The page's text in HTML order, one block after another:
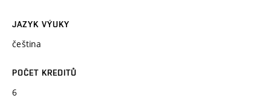
JAZYK VÝUKY
čeština
POČET KREDITŮ
6